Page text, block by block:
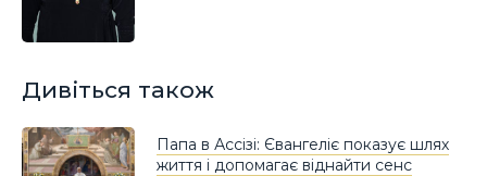
Дивіться також
Папа в Ассізі: Євангеліє показує шлях
життя і допомагає віднайти сенс